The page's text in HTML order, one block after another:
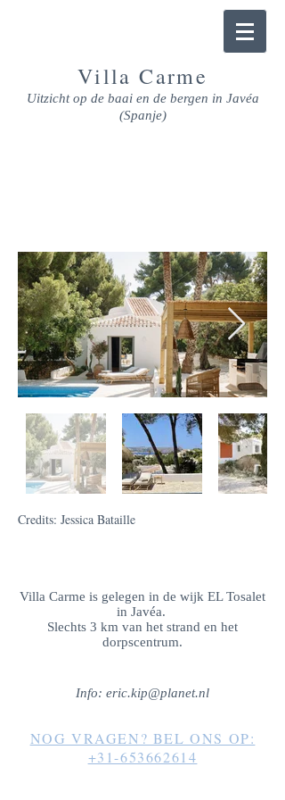
VillaCarme
Uitzicht op de baai en de bergen in Javéa
(Spanje)
Credits: Jessica Bataille
​Villa Carme is gelegen in de wijk EL Tosalet
in Javéa.
Slechts 3 km van het strand en het
dorpscentrum.
Info: eric.kip@planet.nl
NOG VRAGEN? BEL ONS OP:
+31-653662614